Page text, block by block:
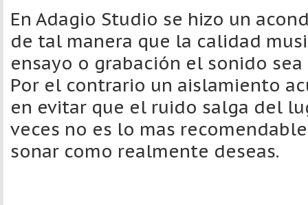
En Adagio Studio se hizo un
de tal manera que la calidad
ensayo o grabación el sonido
Por el contrario un aislamiento
en evitar que el ruido salga del
veces no es lo mas
sonar como realmente deseas.